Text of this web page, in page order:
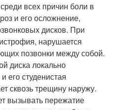
всех причин боли в
и его осложнение,
дисков. При
нарушается
позвонки между собой.
диска локально
его студенистая
сквозь трещину наружу.
вызывать пережатие